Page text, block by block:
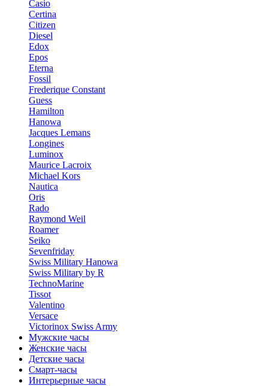
Casio
Certina
Citizen
Diesel
Edox
Epos
Eterna
Fossil
Frederique Constant
Guess
Hamilton
Hanowa
Jacques Lemans
Longines
Luminox
Maurice Lacroix
Michael Kors
Nautica
Oris
Rado
Raymond Weil
Roamer
Seiko
Sevenfriday
Swiss Military Hanowa
Swiss Military by R
TechnoMarine
Tissot
Valentino
Versace
Victorinox Swiss Army
Мужские часы
Женские часы
Детские часы
Смарт-часы
Интерьерные часы